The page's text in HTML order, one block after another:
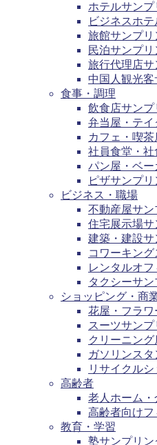
ホテルサンプ
ビジネスホ
旅館サンプリ
民泊サンプリ
旅行代理店
中国人観光
食事・調理
飲食店サンプ
弁当屋・テ
カフェ・喫
社員食堂・
パン屋・ベ
ピザサンプリ
ビジネス・職場
不動産屋サン
住宅展示場
建築・建設
コワーキン
レンタルオ
タクシーサ
ショッピング・商
花屋・フラ
スーツサン
クリーニン
ガソリンス
リサイクル
高齢者
老人ホーム
高齢者向けフ
教育・学習
塾サンプリン